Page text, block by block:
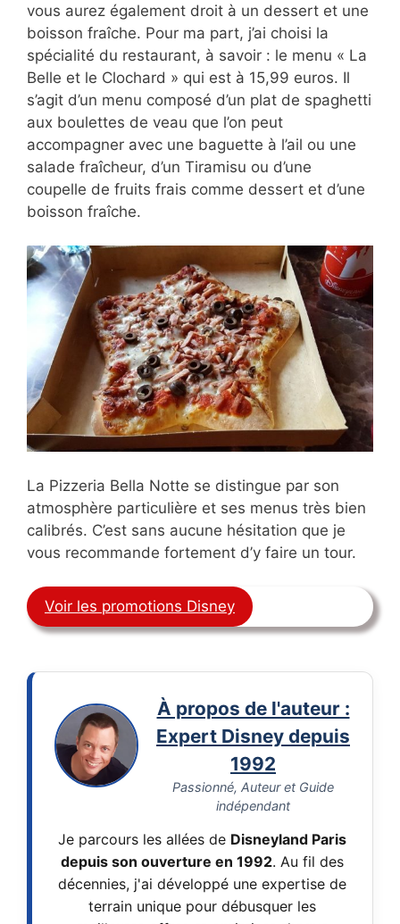
vous aurez également droit à un dessert et une
boisson fraîche. Pour ma part, j’ai choisi la
spécialité du restaurant, à savoir : le menu « La
Belle et le Clochard » qui est à 15,99 euros. Il
s’agit d’un menu composé d’un plat de spaghetti
aux boulettes de veau que l’on peut
accompagner avec une baguette à l’ail ou une
salade fraîcheur, d’un Tiramisu ou d’une
coupelle de fruits frais comme dessert et d’une
boisson fraîche.
La Pizzeria Bella Notte se distingue par son
atmosphère particulière et ses menus très bien
calibrés. C’est sans aucune hésitation que je
vous recommande fortement d’y faire un tour.
Voir les promotions Disney
À propos de l'auteur :
Expert Disney depuis
1992
Passionné, Auteur et Guide
indépendant
Je parcours les allées de Disneyland Paris
depuis son ouverture en 1992. Au fil des
décennies, j'ai développé une expertise de
terrain unique pour débusquer les